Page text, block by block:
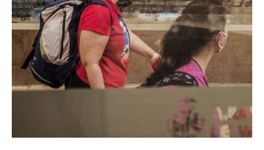
en
ayudas
durante
el
primer
año